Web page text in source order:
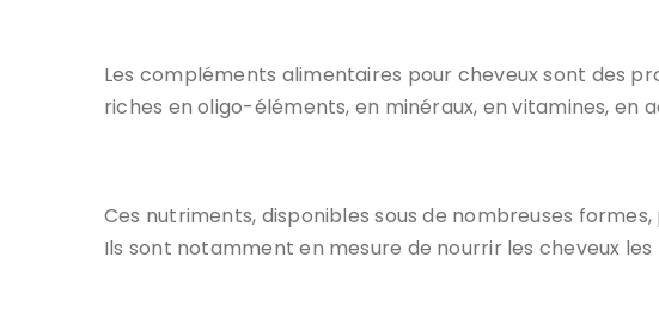
Les compléments alimentaires pour cheveux sont des
riches en oligo-éléments, en minéraux, en vitamines, en
Ces nutriments, disponibles sous de nombreuses
Ils sont notamment en mesure de nourrir les cheveux